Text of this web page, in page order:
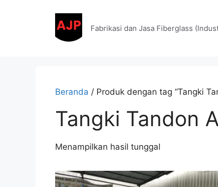
Fabrikasi dan Jasa Fiberglass
Beranda / Produk dengan tag “Tangki
Tangki Tandon
Menampilkan hasil tunggal